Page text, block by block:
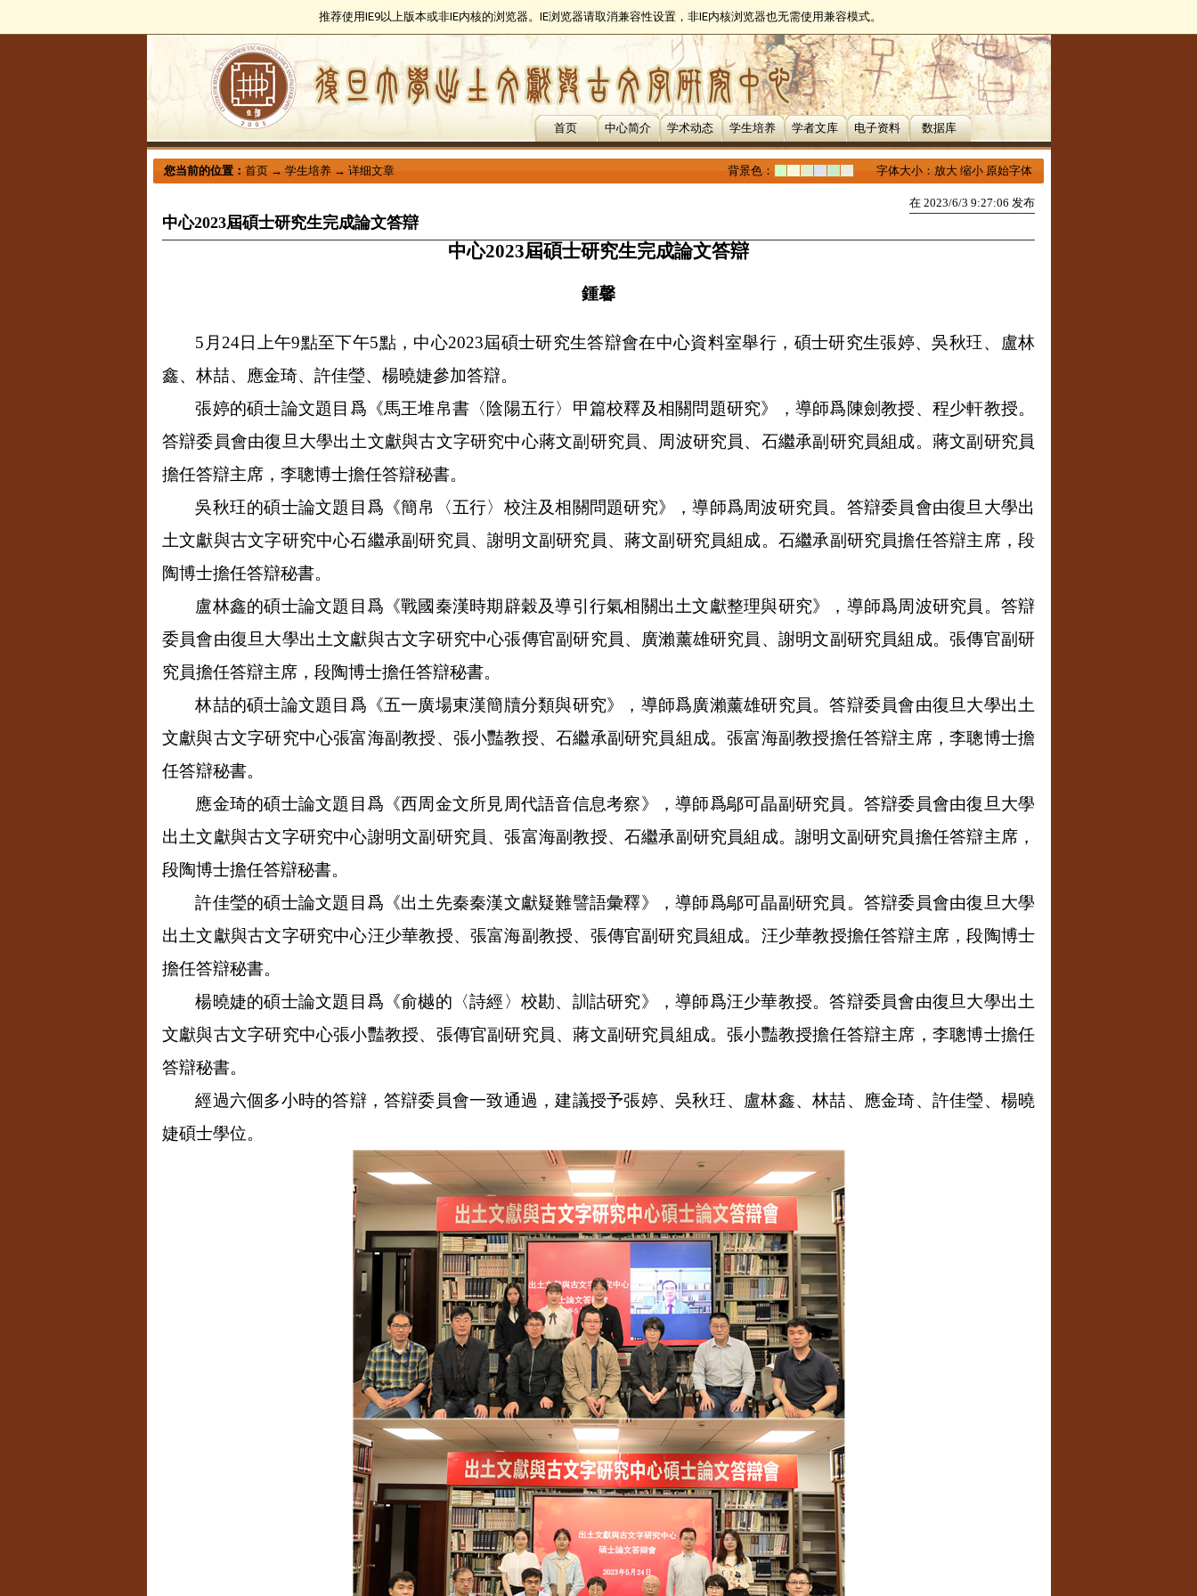
推荐使用IE9以上版本或非IE内核的浏览器。IE浏览器请取消兼容性设置，非IE内核浏览器也无需使用兼容模式。
首页 中心简介 学术动态 学生培养 学者文库 电子资料 数据库
您当前的位置： 首页 → 学生培养 → 详细文章 背景色： 字体大小： 放大 缩小 原始字体
中心2023屆碩士研究生完成論文答辯
在 2023/6/3 9:27:06 发布
中心2023屆碩士研究生完成論文答辯
鍾馨
5 月 24日上午9點至下午5點，中心2023屆碩士研究生答辯會在中心資料室舉行， 碩士研究生張婷、吳秋玨、盧林
鑫、林喆、應金琦、許佳瑩、楊曉婕參加答辯。
張婷的碩士論文題目爲《馬王堆帛書〈陰陽五行〉甲篇校釋及相關問題研究》，導師爲陳劍教授、程少軒教授。
答辯委員會由復旦大學出土文獻與古文字研究中心蔣文副研究員、周波研究員、石繼承副研究員組成。蔣文副研究員
擔任答辯主席，李聰博士擔任答辯秘書。
吳秋玨的碩士論文題目爲《簡帛〈五行〉校注及相關問題研究》，導師爲周波研究員。答辯委員會由復旦大學出
土文獻與古文字研究中心石繼承副研究員、謝明文副研究員、蔣文副研究員組成。石繼承副研究員擔任答辯主席，段
陶博士擔任答辯秘書。
盧林鑫的碩士論文題目爲《戰國秦漢時期辟穀及導引行氣相關出土文獻整理與研究》，導師爲周波研究員。答辯
委員會由復旦大學出土文獻與古文字研究中心張傳官副研究員、廣瀨薰雄研究員、謝明文副研究員組成。張傳官副研
究員擔任答辯主席，段陶博士擔任答辯秘書。
林喆的碩士論文題目爲《五一廣場東漢簡牘分類與研究》，導師爲廣瀨薰雄研究員。答辯委員會由復旦大學出土
文獻與古文字研究中心張富海副教授、張小豔教授、石繼承副研究員組成。張富海副教授擔任答辯主席，李聰博士擔
任答辯秘書。
應金琦的碩士論文題目爲《西周金文所見周代語音信息考察》，導師爲鄔可晶副研究員。答辯委員會由復旦大學
出土文獻與古文字研究中心謝明文副研究員、張富海副教授、石繼承副研究員組成。謝明文副研究員擔任答辯主席，
段陶博士擔任答辯秘書。
許佳瑩的碩士論文題目爲《出土先秦秦漢文獻疑難譬語彙釋》，導師爲鄔可晶副研究員。答辯委員會由復旦大學
出土文獻與古文字研究中心汪少華教授、張富海副教授、張傳官副研究員組成。汪少華教授擔任答辯主席，段陶博士
擔任答辯秘書。
楊曉婕的碩士論文題目爲《俞樾的〈詩經〉校勘、訓詁研究》，導師爲汪少華教授。答辯委員會由復旦大學出土
文獻與古文字研究中心張小豔教授、張傳官副研究員、蔣文副研究員組成。張小豔教授擔任答辯主席，李聰博士擔任
答辯秘書。
經過六個多小時的答辯，答辯委員會一致通過，建議授予張婷、吳秋玨、盧林鑫、林喆、應金琦、許佳瑩、楊曉
婕碩士學位。